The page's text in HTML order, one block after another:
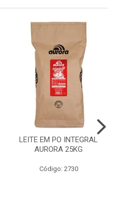
LEITE EM PO INTEGRAL
AURORA 25KG
Código: 2730